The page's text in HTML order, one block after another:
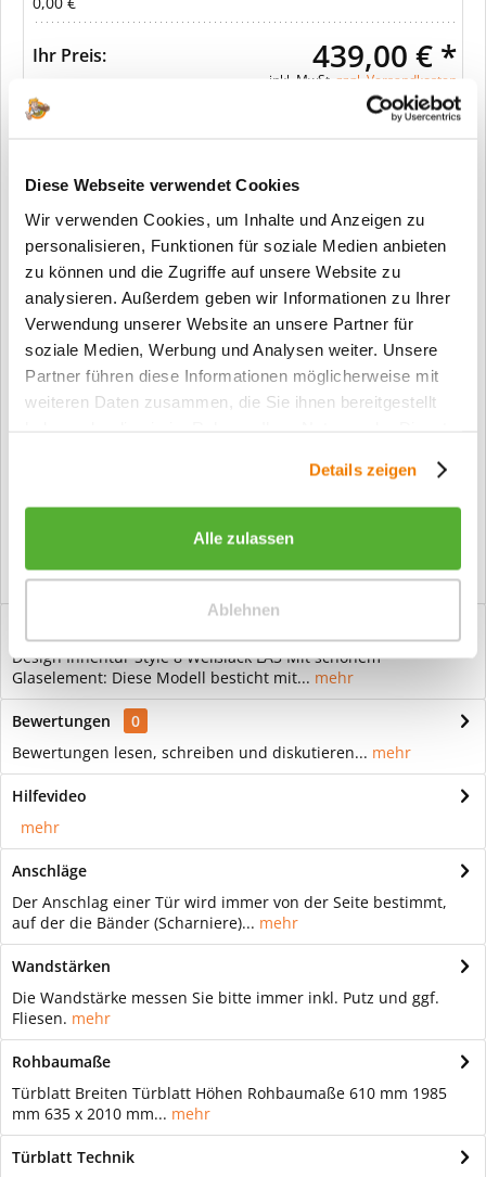
Diese Webseite verwendet Cookies
Wir verwenden Cookies, um Inhalte und Anzeigen zu
personalisieren, Funktionen für soziale Medien anbieten
zu können und die Zugriffe auf unsere Website zu
analysieren. Außerdem geben wir Informationen zu Ihrer
Verwendung unserer Website an unsere Partner für
soziale Medien, Werbung und Analysen weiter. Unsere
Partner führen diese Informationen möglicherweise mit
weiteren Daten zusammen, die Sie ihnen bereitgestellt
Details zeigen
Alle zulassen
Ablehnen
Ihr Preis: 439,00 € *
inkl. MwSt. zzgl. Versandkosten
Merken
Fragen zum Artikel?
Artikel-Nr.:
SW11443
Info:
Dieser Artikel wird gemäß Ihrer
Konfiguration gefertigt. Daher ist er als
Vorteile
Kostenloser Versand ab € 2000,- Bestellwert
Design Innentür Style 8 Weißlack LA3 Mit schönem
Glaselement: Diese Modell besticht mit... mehr
Bewertungen
0
Bewertungen lesen, schreiben und diskutieren... mehr
Hilfevideo
mehr
Anschläge
Der Anschlag einer Tür wird immer von der Seite bestimmt,
auf der die Bänder (Scharniere)... mehr
Wandstärken
Die Wandstärke messen Sie bitte immer inkl. Putz und ggf.
Fliesen. mehr
Rohbaumaße
Türblatt Breiten Türblatt Höhen Rohbaumaße 610 mm 1985
mm 635 x 2010 mm... mehr
Türblatt Technik